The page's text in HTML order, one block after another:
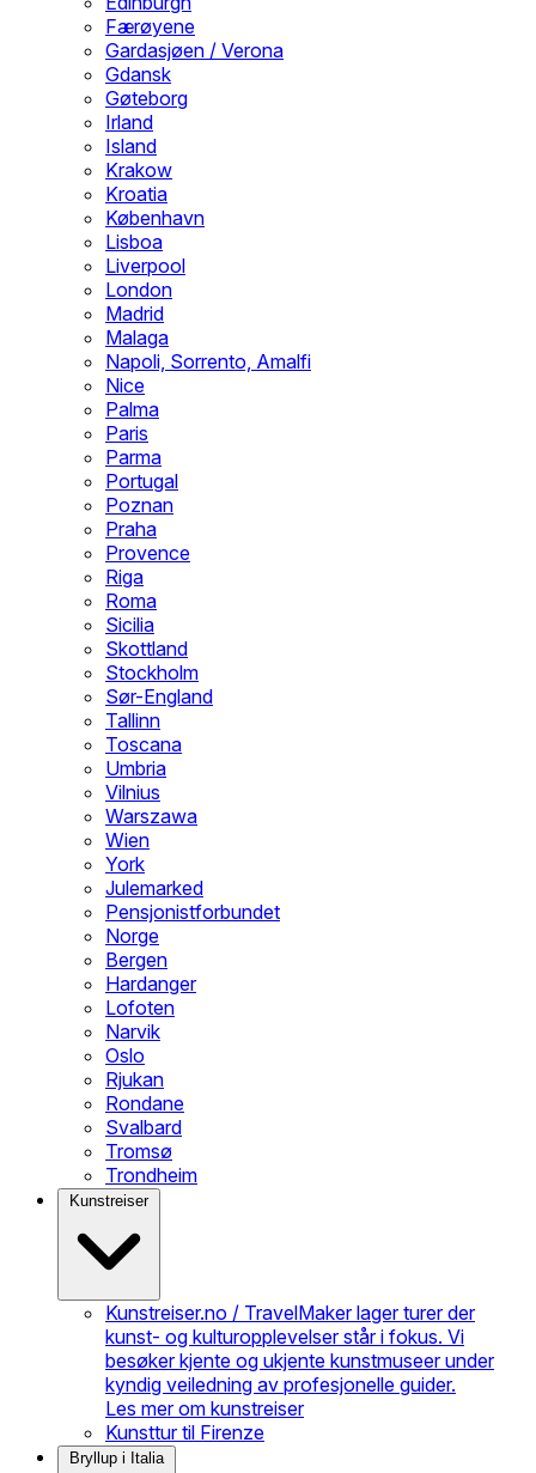
Færøyene
Gardasjøen / Verona
Gdansk
Gøteborg
Irland
Island
Krakow
Kroatia
København
Lisboa
Liverpool
London
Madrid
Malaga
Napoli, Sorrento, Amalfi
Nice
Palma
Paris
Parma
Portugal
Poznan
Praha
Provence
Riga
Roma
Sicilia
Skottland
Stockholm
Sør-England
Tallinn
Toscana
Umbria
Vilnius
Warszawa
Wien
York
Julemarked
Pensjonistforbundet
Norge
Bergen
Hardanger
Lofoten
Narvik
Oslo
Rjukan
Rondane
Svalbard
Tromsø
Trondheim
Kunstreiser
Kunstreiser.no / TravelMaker lager turer der
kunst- og kulturopplevelser står i fokus. Vi
besøker kjente og ukjente kunstmuseer under
kyndig veiledning av profesjonelle guider.
Les mer om kunstreiser
Kunsttur til Firenze
Bryllup i Italia